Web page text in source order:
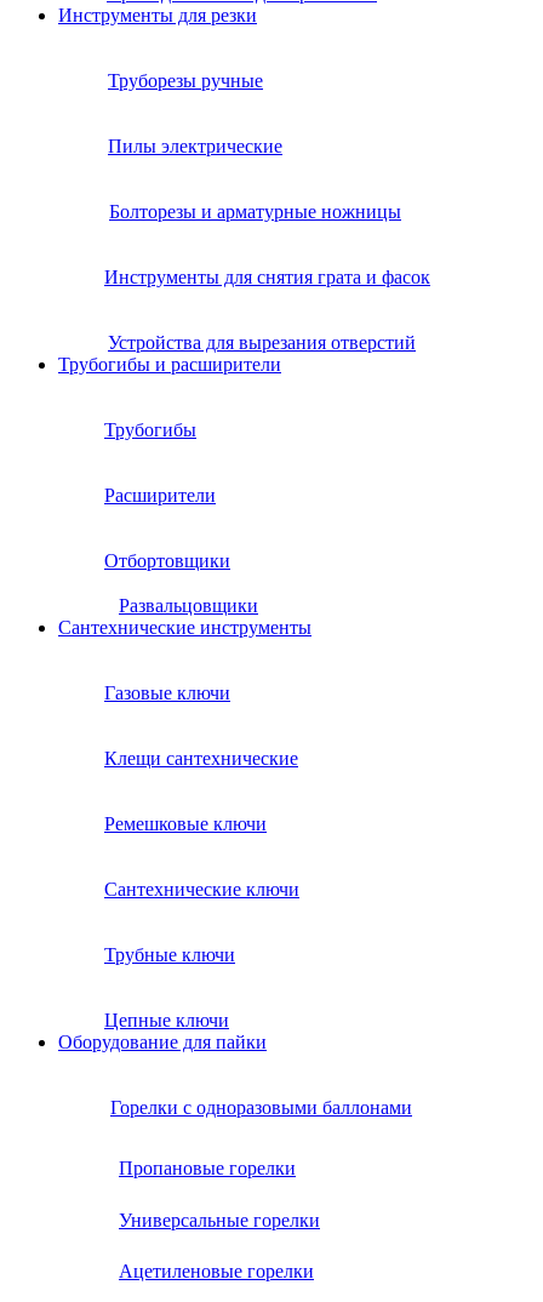
Инструменты для резки
Труборезы ручные
Пилы электрические
Болторезы и арматурные ножницы
Инструменты для снятия грата и фасок
Устройства для вырезания отверстий
Трубогибы и расширители
Трубогибы
Расширители
Отбортовщики
Развальцовщики
Сантехнические инcтрументы
Газовые ключи
Клещи сантехнические
Ремешковые ключи
Сантехнические ключи
Трубные ключи
Цепные ключи
Оборудование для пайки
Горелки с одноразовыми баллонами
Пропановые горелки
Универсальные горелки
Ацетиленовые горелки